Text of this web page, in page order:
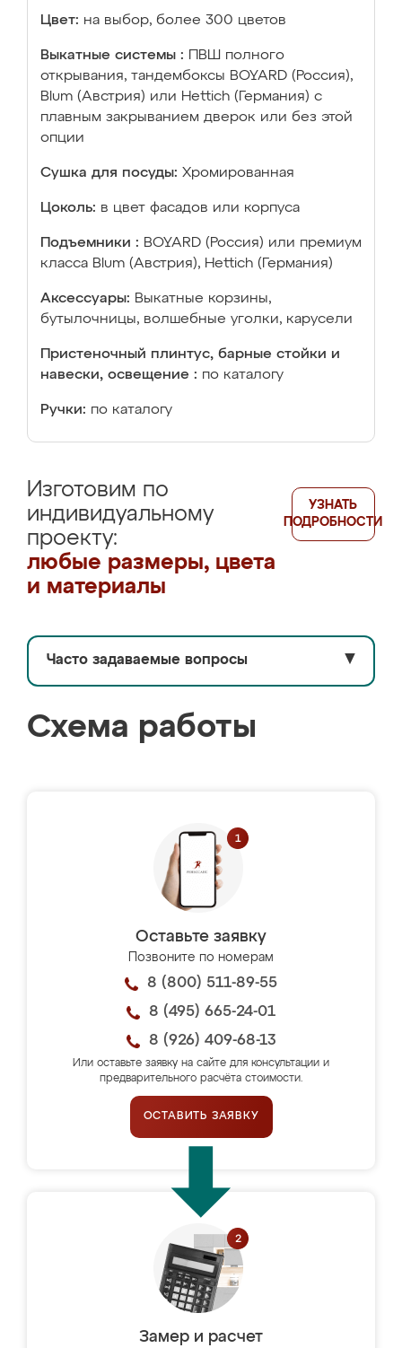
Цвет: на выбор, более 300 цветов
Выкатные системы :
ПВШ полного
открывания, тандембоксы BOYARD (Россия),
Blum (Австрия) или Hettich (Германия) с
плавным закрыванием дверок или без этой
опции
Сушка для посуды: Хромированная
Цоколь: в цвет фасадов или корпуса
Подъемники : BOYARD (Россия) или премиум
класса Blum (Австрия), Hettich (Германия)
Аксессуары: Выкатные корзины,
бутылочницы, волшебные уголки, карусели
Пристеночный плинтус, барные стойки и
навески, освещение : по каталогу
Ручки: по каталогу
Изготовим по
индивидуальному
проекту:
любые размеры, цвета
и материалы
УЗНАТЬ
ПОДРОБНОСТИ
Часто задаваемые вопросы ▼
Схема работы
Оставьте заявку
Позвоните по номерам
8 (800) 511-89-55
8 (495) 665-24-01
8 (926) 409-68-13
Или оставьте заявку на сайте для консультации и
предварительного расчёта стоимости.
ОСТАВИТЬ ЗАЯВКУ
Замер и расчет